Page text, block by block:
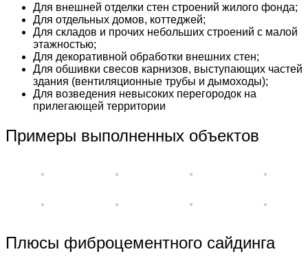
Для внешней отделки стен строений жилого фонда;
Для отдельных домов, коттеджей;
Для складов и прочих небольших строений с малой
этажностью;
Для декоративной обработки внешних стен;
Для обшивки свесов карнизов, выступающих частей
здания (вентиляционные трубы и дымоходы);
Для возведения невысоких перегородок на
прилегающей территории
Примеры выполненных объектов
Плюсы фиброцементного сайдинга